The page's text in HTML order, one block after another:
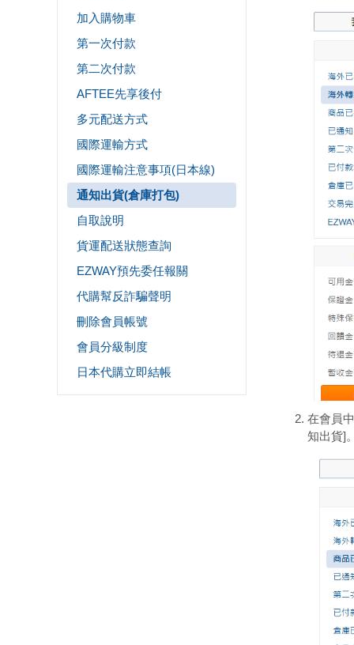
加入購物車
第一次付款
第二次付款
AFTEE先享後付
多元配送方式
國際運輸方式
國際運輸注意事項(日本線)
通知出貨(倉庫打包)
自取說明
貨運配送狀態查詢
EZWAY預先委任報關
代購幫反詐騙聲明
刪除會員帳號
會員分級制度
日本代購立即結帳
在會員
知出貨]